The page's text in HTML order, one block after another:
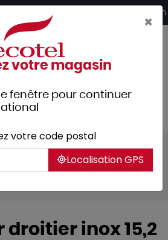
HT d’achat et retrait 2h en magasin
Cuisine
droitier inox 15,2
×
votre magasin
fenêtre pour continuer
votre code postal
Localisation GPS
cookies